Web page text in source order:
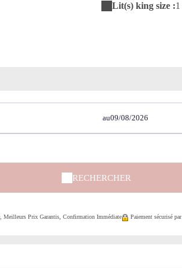
Lit(s) king size :1
au
RECHERCHER
Meilleurs Prix Garantis, Confirmation Immédiate Paiement sécurisé par